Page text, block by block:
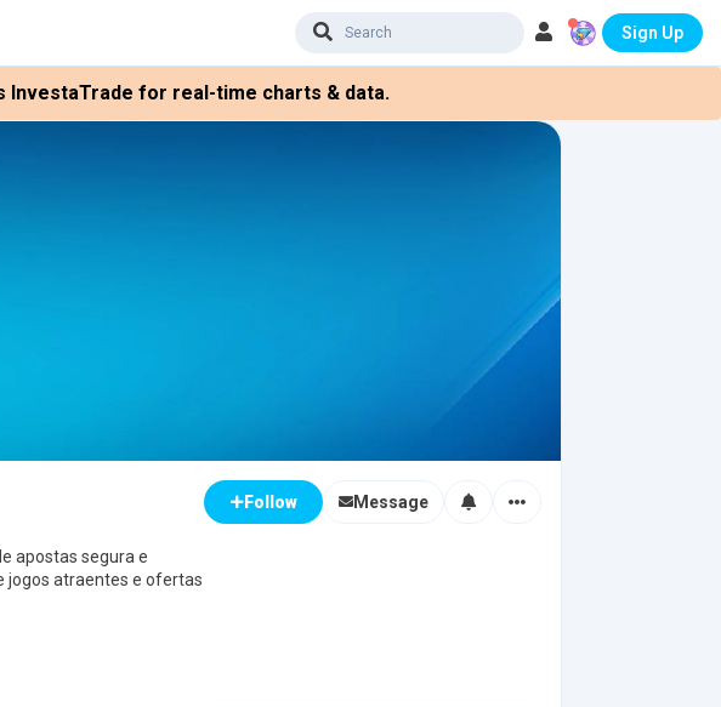
Sign Up
InvestaTrade for real-time charts & data.
apostas segura e
jogos atraentes e ofertas
Follow Message